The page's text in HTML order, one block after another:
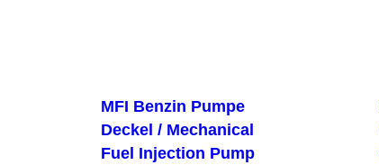
MFI Benzin Pumpe
Deckel / Mechanical
Fuel Injection Pump